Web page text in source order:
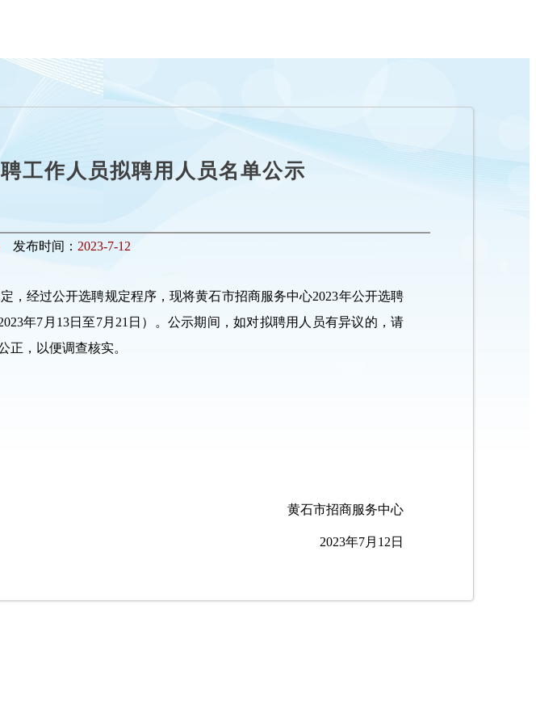
工作人员拟聘用人员名单公示
发布时间： 2023-7-12
，经过公开选聘规定程序，现将黄石市招商服务中心2023年公开选聘
年7月13日至7月21日）。公示期间，如对拟聘用人员有异议的，请
正，以便调查核实。
黄石市招商服务中心
2023年7月12日